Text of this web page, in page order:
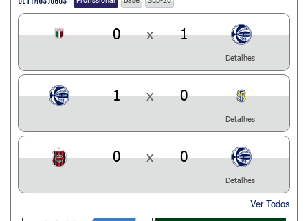
0 x 1
Detalhes
1 x 0
Detalhes
0 x 0
Detalhes
Ver Todos